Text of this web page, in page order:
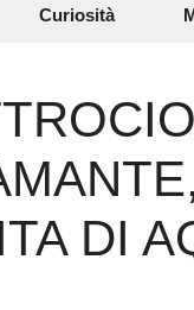
Curiosità
DI